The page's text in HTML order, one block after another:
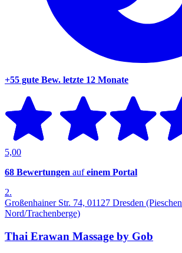
+55 gute Bew. letzte 12 Monate
5,00
68 Bewertungen aufeinem Portal
2.
Großenhainer Str. 74, 01127 Dresden
Nord/Trachenberge)
Thai Erawan Massage by Gob